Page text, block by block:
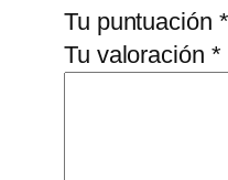
Tu puntuación *
Tu valoración *